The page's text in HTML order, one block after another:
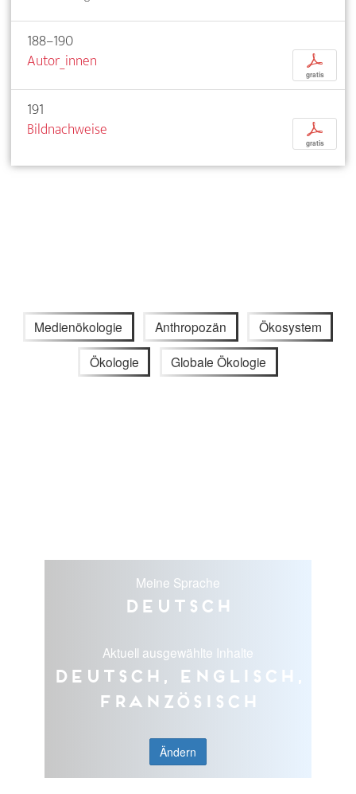
188–190
Autor_innen
p
gratis
191
Bildnachweise
p
gratis
Medienökologie Anthropozän Ökosystem
Ökologie Globale Ökologie
Meine Sprache
Deutsch
Aktuell ausgewählte Inhalte
Deutsch, Englisch,
Französisch
Ändern